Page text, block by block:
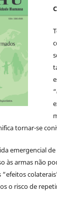
“
tornar-se
emergencial
às armas não
o risco de